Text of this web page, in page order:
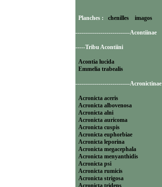
Planches : chenilles imagos
----------------------------Acontiinae
-----Tribu Acontiini
Acontia lucida
Emmelia trabealis
----------------------------Acronictinae
Acronicta aceris
Acronicta albovenosa
Acronicta alni
Acronicta auricoma
Acronicta cuspis
Acronicta euphorbiae
Acronicta leporina
Acronicta megacephala
Acronicta menyanthidis
Acronicta psi
Acronicta rumicis
Acronicta strigosa
Acronicta tridens